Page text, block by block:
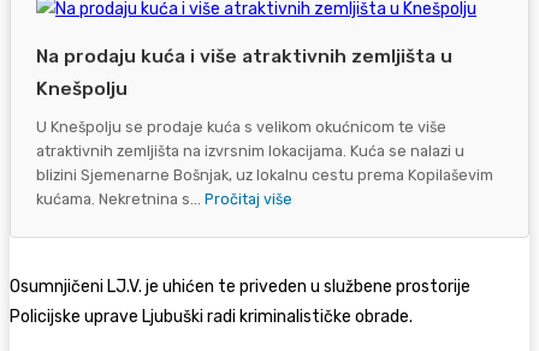
Na prodaju kuća i više atraktivnih zemljišta u
Knešpolju
U Knešpolju se prodaje kuća s velikom okućnicom te više
atraktivnih zemljišta na izvrsnim lokacijama. Kuća se nalazi u
blizini Sjemenarne Bošnjak, uz lokalnu cestu prema Kopilaševim
kućama. Nekretnina s... Pročitaj više
Osumnjičeni LJ.V. je uhićen te priveden u službene prostorije
Policijske uprave Ljubuški radi kriminalističke obrade.